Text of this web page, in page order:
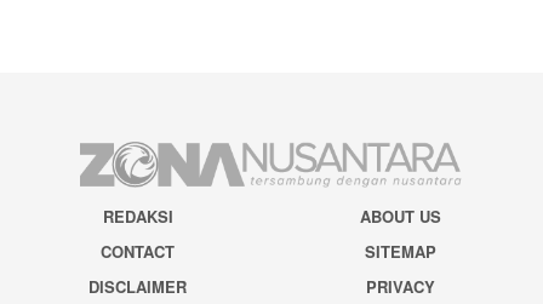
REDAKSI
ABOUT US
CONTACT
SITEMAP
DISCLAIMER
PRIVACY